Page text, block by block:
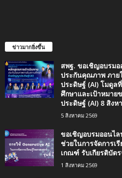
ข่าวมากยิ่งขึ้น
สพฐ. ขอเชิญอบรม
ประกันคุณภาพ ภา
ประดิษฐ์ (AI) โมดูล
ศึกษาและเป้าหมา
ประดิษฐ์ (AI) 8 สิงห
5 สิงหาคม 2569
ขอเชิญอบรมออนไล
ช่วยในการจัดการเ
เกณฑ์ รับเกียรติบัต
1 สิงหาคม 2569